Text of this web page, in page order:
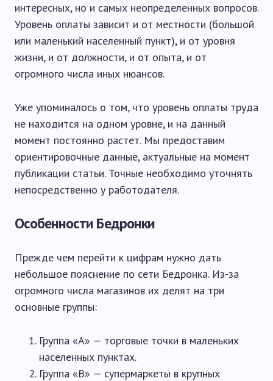
интересных, но и самых неопределенных вопросов.
Уровень оплаты зависит и от местности (большой
или маленький населенный пункт), и от уровня
жизни, и от должности, и от опыта, и от
огромного числа иных нюансов.
Уже упоминалось о том, что уровень оплаты труда
не находится на одном уровне, и на данный
момент постоянно растет. Мы предоставим
ориентировочные данные, актуальные на момент
публикации статьи. Точные необходимо уточнять
непосредственно у работодателя.
Особенности Бедронки
Прежде чем перейти к цифрам нужно дать
небольшое пояснение по сети Бедронка. Из-за
огромного числа магазинов их делят на три
основные группы:
Группа «A» — торговые точки в маленьких
населенных пунктах.
Группа «B» — супермаркеты в крупных